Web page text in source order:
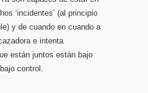
‘incidentes’ (al principio
y de cuando en cuando a
e intenta
están juntos están bajo
control.